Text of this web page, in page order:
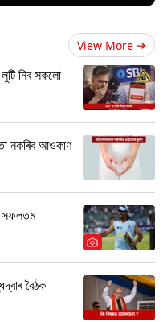
View More
নিব সকলো
নকৰিব আওকাণ
সফলতম
বৈঠক